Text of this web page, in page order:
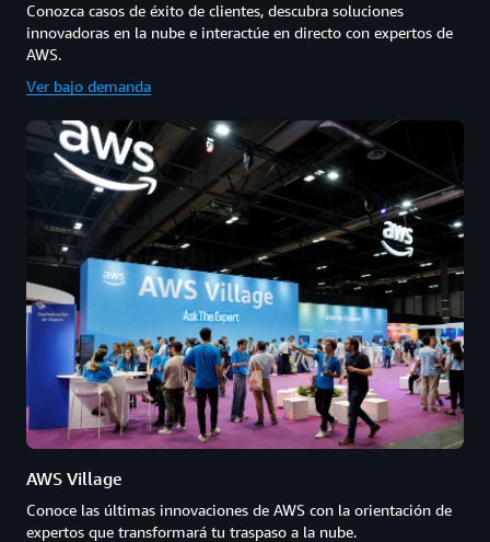
Conozca casos de éxito de clientes, descubra soluciones
innovadoras en la nube e interactúe en directo con expertos de
AWS.
Ver bajo demanda
AWS Village
Conoce las últimas innovaciones de AWS con la orientación de
expertos que transformará tu traspaso a la nube.